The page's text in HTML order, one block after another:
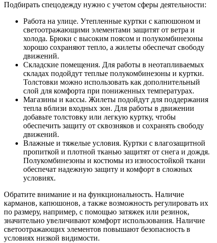
Подбирать спецодежду нужно с учетом сферы деятельности:
Работа на улице. Утепленные куртки с капюшоном и
светоотражающими элементами защитят от ветра и
холода. Брюки с высоким поясом и полукомбинезоны
хорошо сохраняют тепло, а жилеты обеспечат свободу
движений.
Складские помещения. Для работы в неотапливаемых
складах подойдут теплые полукомбинезоны и куртки.
Толстовки можно использовать как дополнительный
слой для комфорта при пониженных температурах.
Магазины и кассы. Жилеты подойдут для поддержания
тепла вблизи входных зон. Для работы в движении
добавьте толстовку или легкую куртку, чтобы
обеспечить защиту от сквозняков и сохранять свободу
движений.
Влажные и тяжелые условия. Куртки с влагозащитной
пропиткой и плотной тканью защитят от снега и дождя.
Полукомбинезоны и костюмы из износостойкой ткани
обеспечат надежную защиту и комфорт в сложных
условиях.
Обратите внимание и на функциональность. Наличие
карманов, капюшонов, а также возможность регулировать их
по размеру, например, с помощью затяжек или резинок,
значительно увеличивают комфорт использования. Наличие
светоотражающих элементов повышают безопасность в
условиях низкой видимости.